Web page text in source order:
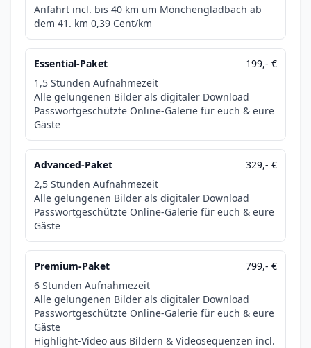
Anfahrt incl. bis 40 km um Mönchengladbach ab
dem 41. km 0,39 Cent/km
Essential-Paket
199,- €
1,5 Stunden Aufnahmezeit
Alle gelungenen Bilder als digitaler Download
Passwortgeschützte Online-Galerie für euch & eure
Gäste
Advanced-Paket
329,- €
2,5 Stunden Aufnahmezeit
Alle gelungenen Bilder als digitaler Download
Passwortgeschützte Online-Galerie für euch & eure
Gäste
Premium-Paket
799,- €
6 Stunden Aufnahmezeit
Alle gelungenen Bilder als digitaler Download
Passwortgeschützte Online-Galerie für euch & eure
Gäste
Highlight-Video aus Bildern & Videosequenzen incl.